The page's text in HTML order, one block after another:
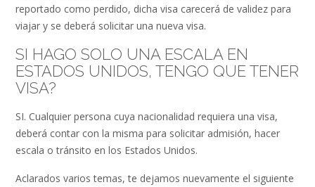
reportado como perdido, dicha visa carecerá de validez para
viajar y se deberá solicitar una nueva visa.
SI HAGO SOLO UNA ESCALA EN
ESTADOS UNIDOS, TENGO QUE TENER
VISA?
SI. Cualquier persona cuya nacionalidad requiera una visa,
deberá contar con la misma para solicitar admisión, hacer
escala o tránsito en los Estados Unidos.
Aclarados varios temas, te dejamos nuevamente el siguiente